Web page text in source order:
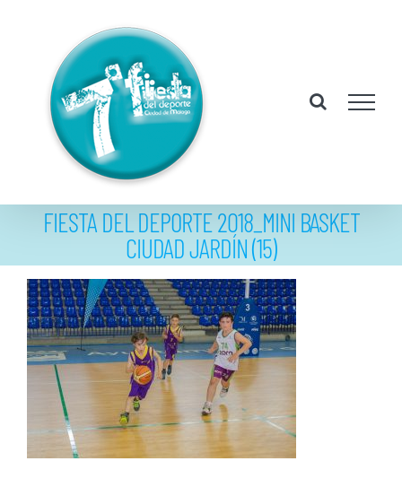
contenido
FIESTA DEL DEPORTE 2018_MINI BASKET
CIUDAD JARDÍN (15)